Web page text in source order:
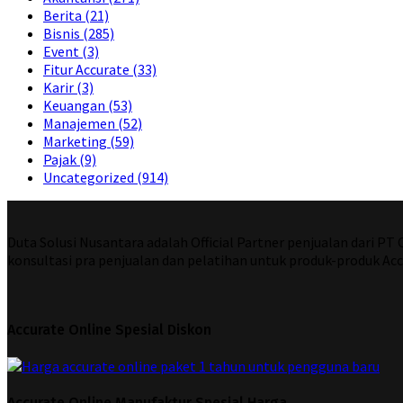
Berita (21)
Bisnis (285)
Event (3)
Fitur Accurate (33)
Karir (3)
Keuangan (53)
Manajemen (52)
Marketing (59)
Pajak (9)
Uncategorized (914)